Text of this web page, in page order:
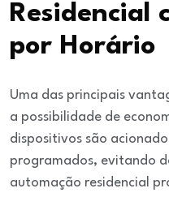
Residencial
por Horário
Uma das principais
a possibilidade de
dispositivos são
programados, evitando
automação residencial